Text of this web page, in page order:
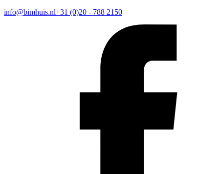
info@bimhuis.nl+31 (0)20 - 788 2150